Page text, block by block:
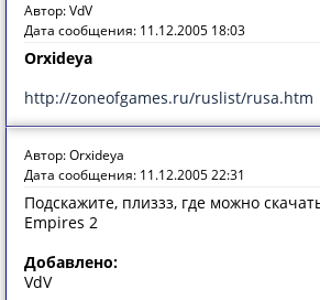
Автор: VdV
Дата сообщения: 11.12.2005 18:03
Orxideya
http://zoneofgames.ru/ruslist/rusa.htm
Автор: Orxideya
Дата сообщения: 11.12.2005 22:31
Подскажите, плиззз, где можно
Empires 2
Добавлено:
VdV